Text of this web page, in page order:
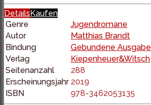
Details Kaufen
Genre
Jugendromane
Autor
Matthias Brandt
Bindung
Gebundene Ausgabe
Verlag
Kiepenheuer&Witsch
Seitenanzahl
288
Erscheinungsjahr 2019
ISBN
978-3462053135